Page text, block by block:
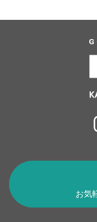
お気